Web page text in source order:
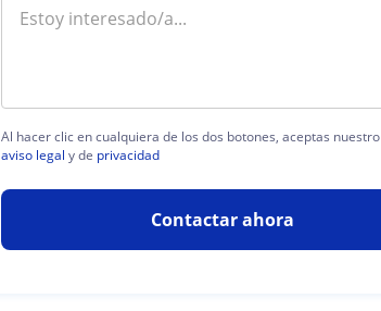
Al hacer clic en cualquiera de los dos botones, aceptas nuestro
aviso legal y de privacidad
Contactar ahora